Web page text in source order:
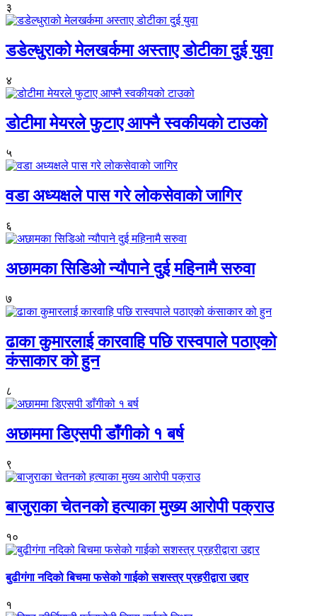
३
डडेल्धुराको मेलखर्कमा अस्ताए डोटीका दुई युवा
४
डोटीमा मेयरले फुटाए आफ्नै स्वकीयको टाउको
५
वडा अध्यक्षले पास गरे लोकसेवाको जागिर
६
अछामका सिडिओ न्यौपाने दुई महिनामै सरुवा
७
ढाका कुमारलाई कारवाहि पछि रास्वपाले पठाएको
कंसाकार को हुन
८
अछाममा डिएसपी डाँगीको १ बर्ष
९
बाजुराका चेतनको हत्याका मुख्य आरोपी पक्राउ
१०
बुढीगंगा नदिको बिचमा फसेको गाईको सशस्त्र प्रहरीद्वारा उद्दार
१